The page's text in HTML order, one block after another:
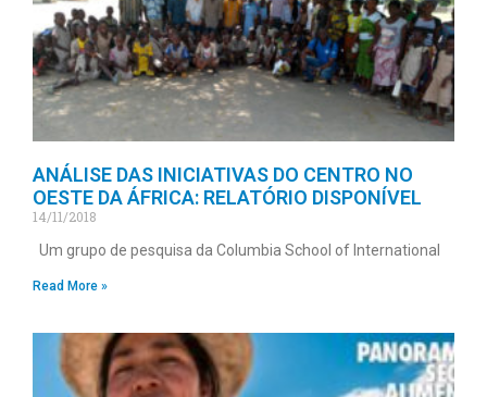
ANÁLISE DAS INICIATIVAS DO CENTRO NO
OESTE DA ÁFRICA: RELATÓRIO DISPONÍVEL
14/11/2018
Um grupo de pesquisa da Columbia School of International
Read More »